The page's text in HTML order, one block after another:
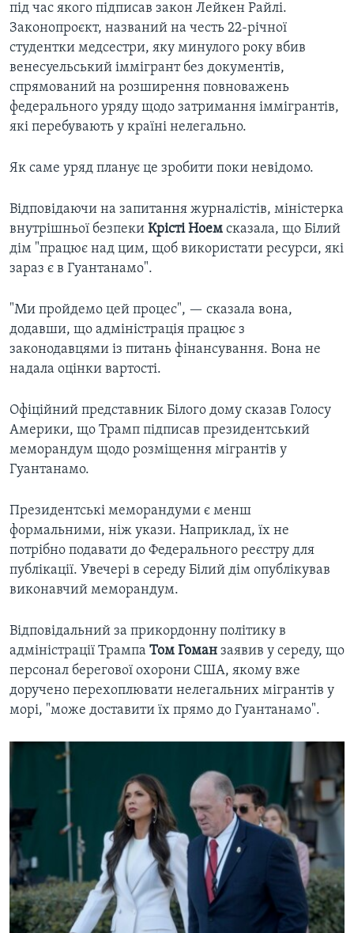
під час якого підписав закон Лейкен Райлі.
Законопроєкт, названий на честь 22-річної
студентки медсестри, яку минулого року вбив
венесуельський іммігрант без документів,
спрямований на розширення повноважень
федерального уряду щодо затримання іммігрантів,
які перебувають у країні нелегально.
Як саме уряд планує це зробити поки невідомо.
Відповідаючи на запитання журналістів, міністерка
внутрішньої безпеки Крісті Ноем сказала, що Білий
дім "працює над цим, щоб використати ресурси, які
зараз є в Гуантанамо".
"Ми пройдемо цей процес", — сказала вона,
додавши, що адміністрація працює з
законодавцями із питань фінансування. Вона не
надала оцінки вартості.
Офіційний представник Білого дому сказав Голосу
Америки, що Трамп підписав президентський
меморандум щодо розміщення мігрантів у
Гуантанамо.
Президентські меморандуми є менш
формальними, ніж укази. Наприклад, їх не
потрібно подавати до Федерального реєстру для
публікації. Увечері в середу Білий дім опублікував
виконавчий меморандум.
Відповідальний за прикордонну політику в
адміністрації Трампа Том Гоман заявив у середу, що
персонал берегової охорони США, якому вже
доручено перехоплювати нелегальних мігрантів у
морі, "може доставити їх прямо до Гуантанамо".